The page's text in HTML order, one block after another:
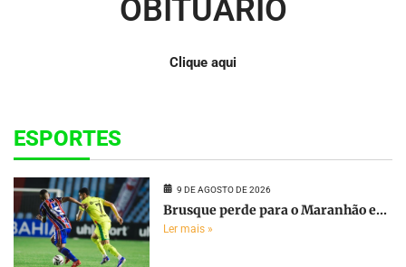
OBITUÁRIO
Clique aqui
ESPORTES
9 DE AGOSTO DE 2026
Brusque perde para o Maranhão e...
Ler mais »